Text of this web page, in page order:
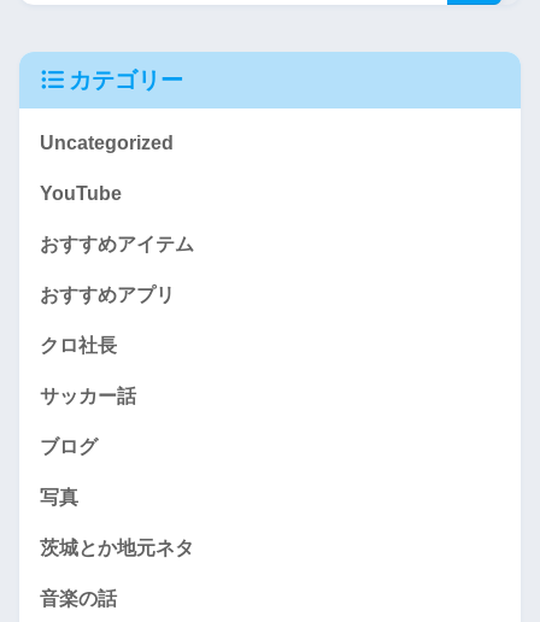
カテゴリー
Uncategorized
YouTube
おすすめアイテム
おすすめアプリ
クロ社長
サッカー話
ブログ
写真
茨城とか地元ネタ
音楽の話